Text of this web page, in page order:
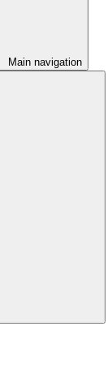
Main navigation